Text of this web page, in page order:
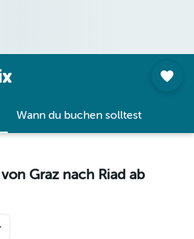
Wann du buchen solltest
Graz nach Riad ab